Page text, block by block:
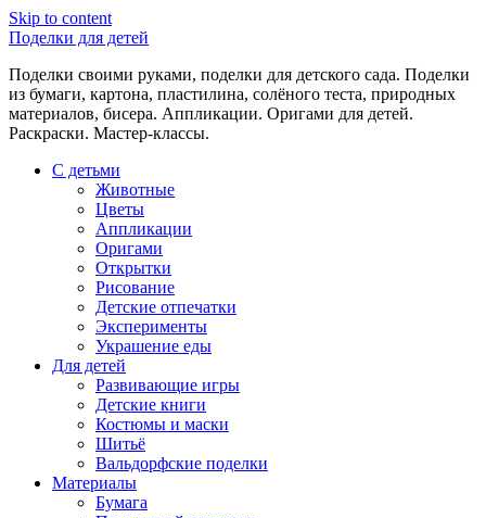
Skip to content
Поделки для детей
Поделки своими руками, поделки для детского сада. Поделки
из бумаги, картона, пластилина, солёного теста, природных
материалов, бисера. Аппликации. Оригами для детей.
Раскраски. Мастер-классы.
С детьми
Животные
Цветы
Аппликации
Оригами
Открытки
Рисование
Детские отпечатки
Эксперименты
Украшение еды
Для детей
Развивающие игры
Детские книги
Костюмы и маски
Шитьё
Вальдорфские поделки
Материалы
Бумага